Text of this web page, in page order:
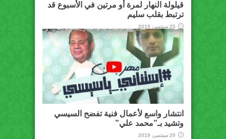
قيلولة النهار لمرة أو مرتين في الأسبوع قد
ترتبط بقلب سليم
25 سبتمبر، 2019
انتشار واسع لأعمال فنية تفضح السيسي
وتشيد بـ”محمد علي”
20 سبتمبر، 2019